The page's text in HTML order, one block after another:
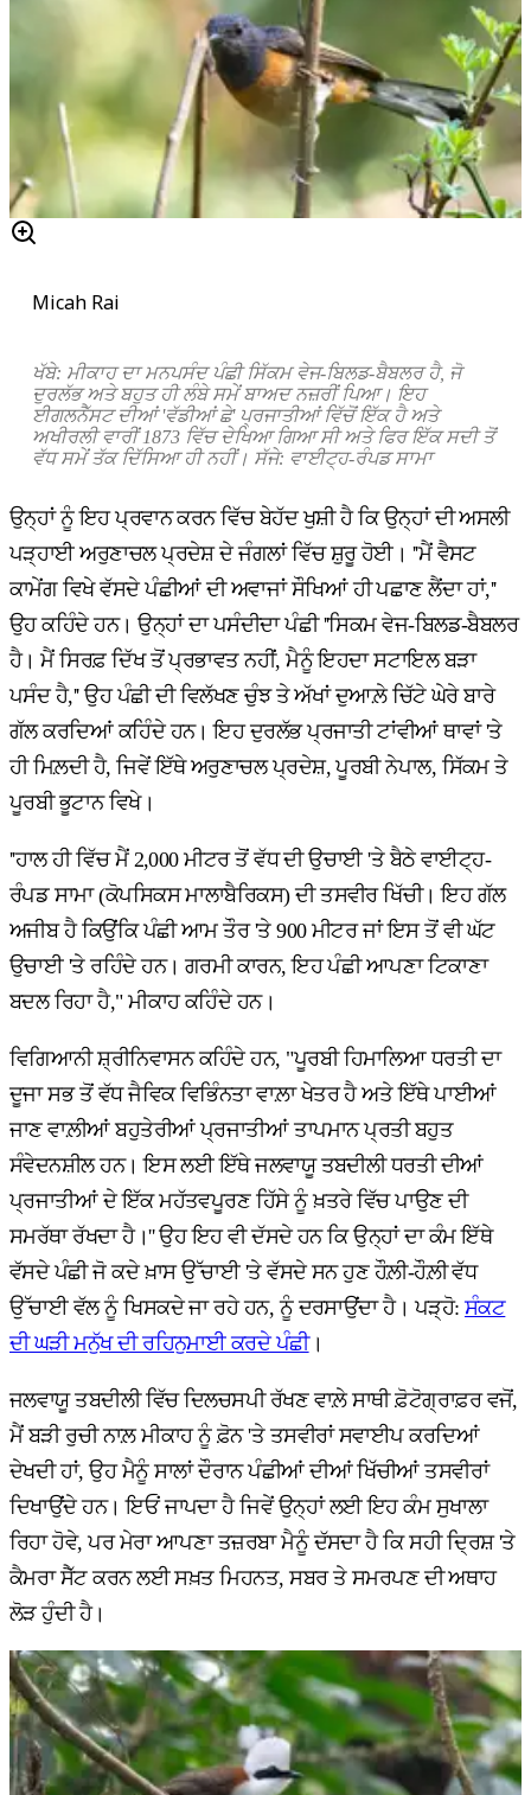
Micah Rai
ਖੱਬੇ: ਮੀਕਾਹ ਦਾ ਮਨਪਸੰਦ ਪੰਛੀ ਸਿੱਕਮ ਵੇਜ-ਬਿਲਡ-ਬੈਬਲਰ ਹੈ, ਜੋ
ਦੁਰਲੱਭ ਅਤੇ ਬਹੁਤ ਹੀ ਲੰਬੇ ਸਮੇਂ ਬਾਅਦ ਨਜ਼ਰੀਂ ਪਿਆ। ਇਹ
ਈਗਲਨੈੱਸਟ ਦੀਆਂ'ਵੱਡੀਆਂ ਛੇ' ਪ੍ਰਜਾਤੀਆਂ ਵਿੱਚੋਂ ਇੱਕ ਹੈ ਅਤੇ
ਅਖੀਰਲੀ ਵਾਰੀਂ1873 ਵਿੱਚ ਦੇਖਿਆ ਗਿਆ ਸੀ ਅਤੇ ਫਿਰ ਇੱਕ ਸਦੀ ਤੋਂ
ਵੱਧ ਸਮੇਂ ਤੱਕ ਦਿੱਸਿਆ ਹੀ ਨਹੀਂ। ਸੱਜੇ: ਵਾਈਟ੍ਹ-ਰੰਪਡ ਸਾਮਾ
ਉਨ੍ਹਾਂ ਨੂੰ ਇਹ ਪ੍ਰਵਾਨ ਕਰਨ ਵਿੱਚ ਬੇਹੱਦ ਖੁਸ਼ੀ ਹੈ ਕਿ ਉਨ੍ਹਾਂ ਦੀ ਅਸਲੀ
ਪੜ੍ਹਾਈ ਅਰੁਣਾਚਲ ਪ੍ਰਦੇਸ਼ ਦੇ ਜੰਗਲਾਂ ਵਿੱਚ ਸ਼ੁਰੂ ਹੋਈ। ''ਮੈਂ ਵੈਸਟ
ਕਾਮੇਂਗ ਵਿਖੇ ਵੱਸਦੇ ਪੰਛੀਆਂ ਦੀ ਅਵਾਜਾਂ ਸੌਖਿਆਂ ਹੀ ਪਛਾਣ ਲੈਂਦਾ ਹਾਂ,''
ਉਹ ਕਹਿੰਦੇ ਹਨ। ਉਨ੍ਹਾਂ ਦਾ ਪਸੰਦੀਦਾ ਪੰਛੀ ''ਸਿਕਮ ਵੇਜ-ਬਿਲਡ-ਬੈਬਲਰ
ਹੈ। ਮੈਂ ਸਿਰਫ਼ ਦਿੱਖ ਤੋਂ ਪ੍ਰਭਾਵਤ ਨਹੀਂ, ਮੈਨੂੰ ਇਹਦਾ ਸਟਾਇਲ ਬੜਾ
ਪਸੰਦ ਹੈ,'' ਉਹ ਪੰਛੀ ਦੀ ਵਿਲੱਖਣ ਚੁੰਝ ਤੇ ਅੱਖਾਂ ਦੁਆਲ਼ੇ ਚਿੱਟੇ ਘੇਰੇ ਬਾਰੇ
ਗੱਲ ਕਰਦਿਆਂ ਕਹਿੰਦੇ ਹਨ। ਇਹ ਦੁਰਲੱਭ ਪ੍ਰਜਾਤੀ ਟਾਂਵੀਆਂ ਥਾਵਾਂ 'ਤੇ
ਹੀ ਮਿਲ਼ਦੀ ਹੈ, ਜਿਵੇਂ ਇੱਥੇ ਅਰੁਣਾਚਲ ਪ੍ਰਦੇਸ਼, ਪੂਰਬੀ ਨੇਪਾਲ, ਸਿੱਕਮ ਤੇ
ਪੂਰਬੀ ਭੂਟਾਨ ਵਿਖੇ।
''ਹਾਲ ਹੀ ਵਿੱਚ ਮੈਂ 2,000 ਮੀਟਰ ਤੋਂ ਵੱਧ ਦੀ ਉਚਾਈ 'ਤੇ ਬੈਠੇ ਵਾਈਟ੍ਹ-
ਰੰਪਡ ਸਾਮਾ (ਕੋਪਸਿਕਸ ਮਾਲਾਬੈਰਿਕਸ) ਦੀ ਤਸਵੀਰ ਖਿੱਚੀ। ਇਹ ਗੱਲ
ਅਜੀਬ ਹੈ ਕਿਉਂਕਿ ਪੰਛੀ ਆਮ ਤੌਰ 'ਤੇ 900 ਮੀਟਰ ਜਾਂ ਇਸ ਤੋਂ ਵੀ ਘੱਟ
ਉਚਾਈ 'ਤੇ ਰਹਿੰਦੇ ਹਨ। ਗਰਮੀ ਕਾਰਨ, ਇਹ ਪੰਛੀ ਆਪਣਾ ਟਿਕਾਣਾ
ਬਦਲ ਰਿਹਾ ਹੈ," ਮੀਕਾਹ ਕਹਿੰਦੇ ਹਨ।
ਵਿਗਿਆਨੀ ਸ਼੍ਰੀਨਿਵਾਸਨ ਕਹਿੰਦੇ ਹਨ, "ਪੂਰਬੀ ਹਿਮਾਲਿਆ ਧਰਤੀ ਦਾ
ਦੂਜਾ ਸਭ ਤੋਂ ਵੱਧ ਜੈਵਿਕ ਵਿਭਿੰਨਤਾ ਵਾਲ਼ਾ ਖੇਤਰ ਹੈ ਅਤੇ ਇੱਥੇ ਪਾਈਆਂ
ਜਾਣ ਵਾਲ਼ੀਆਂ ਬਹੁਤੇਰੀਆਂ ਪ੍ਰਜਾਤੀਆਂ ਤਾਪਮਾਨ ਪ੍ਰਤੀ ਬਹੁਤ
ਸੰਵੇਦਨਸ਼ੀਲ ਹਨ। ਇਸ ਲਈ ਇੱਥੇ ਜਲਵਾਯੂ ਤਬਦੀਲੀ ਧਰਤੀ ਦੀਆਂ
ਪ੍ਰਜਾਤੀਆਂ ਦੇ ਇੱਕ ਮਹੱਤਵਪੂਰਣ ਹਿੱਸੇ ਨੂੰ ਖ਼ਤਰੇ ਵਿੱਚ ਪਾਉਣ ਦੀ
ਸਮਰੱਥਾ ਰੱਖਦਾ ਹੈ।'' ਉਹ ਇਹ ਵੀ ਦੱਸਦੇ ਹਨ ਕਿ ਉਨ੍ਹਾਂ ਦਾ ਕੰਮ ਇੱਥੇ
ਵੱਸਦੇ ਪੰਛੀ ਜੋ ਕਦੇ ਖ਼ਾਸ ਉੱਚਾਈ 'ਤੇ ਵੱਸਦੇ ਸਨ ਹੁਣ ਹੌਲ਼ੀ-ਹੌਲ਼ੀ ਵੱਧ
ਉੱਚਾਈ ਵੱਲ ਨੂੰ ਖਿਸਕਦੇ ਜਾ ਰਹੇ ਹਨ, ਨੂੰ ਦਰਸਾਉਂਦਾ ਹੈ। ਪੜ੍ਹੋ: ਸੰਕਟ
ਦੀ ਘੜੀ ਮਨੁੱਖ ਦੀ ਰਹਿਨੁਮਾਈ ਕਰਦੇ ਪੰਛੀ।
ਜਲਵਾਯੂ ਤਬਦੀਲੀ ਵਿੱਚ ਦਿਲਚਸਪੀ ਰੱਖਣ ਵਾਲ਼ੇ ਸਾਥੀ ਫ਼ੋਟੋਗ੍ਰਾਫ਼ਰ ਵਜੋਂ,
ਮੈਂ ਬੜੀ ਰੁਚੀ ਨਾਲ਼ ਮੀਕਾਹ ਨੂੰ ਫ਼ੋਨ 'ਤੇ ਤਸਵੀਰਾਂ ਸਵਾਈਪ ਕਰਦਿਆਂ
ਦੇਖਦੀ ਹਾਂ, ਉਹ ਮੈਨੂੰ ਸਾਲਾਂ ਦੌਰਾਨ ਪੰਛੀਆਂ ਦੀਆਂ ਖਿੱਚੀਆਂ ਤਸਵੀਰਾਂ
ਦਿਖਾਉਂਦੇ ਹਨ। ਇਓਂ ਜਾਪਦਾ ਹੈ ਜਿਵੇਂ ਉਨ੍ਹਾਂ ਲਈ ਇਹ ਕੰਮ ਸੁਖਾਲਾ
ਰਿਹਾ ਹੋਵੇ, ਪਰ ਮੇਰਾ ਆਪਣਾ ਤਜ਼ਰਬਾ ਮੈਨੂੰ ਦੱਸਦਾ ਹੈ ਕਿ ਸਹੀ ਦ੍ਰਿਸ਼ 'ਤੇ
ਕੈਮਰਾ ਸੈੱਟ ਕਰਨ ਲਈ ਸਖ਼ਤ ਮਿਹਨਤ, ਸਬਰ ਤੇ ਸਮਰਪਣ ਦੀ ਅਥਾਹ
ਲੋੜ ਹੁੰਦੀ ਹੈ।